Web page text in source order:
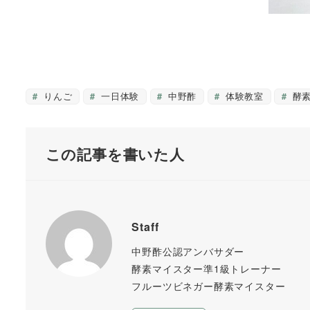
りんご 一日体験 中野酢 体験教室 酵
この記事を書いた人
Staff
中野酢公認アンバサダー
酵素マイスター準1級トレーナー
フルーツビネガー酵素マイスター